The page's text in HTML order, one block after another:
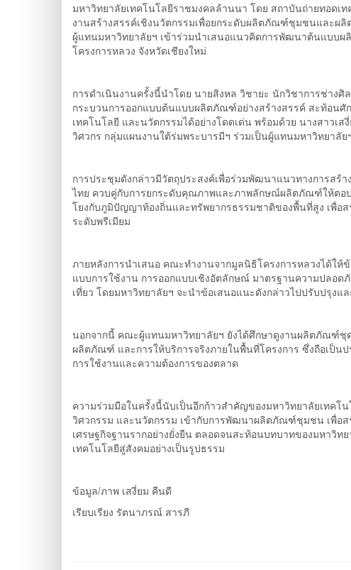
มหาวิทยาลัยเทคโนโลยีราชมงคลล้านนา โดย สถาบันถ่ายทอด
งานสร้างสรรค์เชิงนวัตกรรมเพื่อยกระดับผลิตภัณฑ์ชุมชนและ
ผู้แทนมหาวิทยาลัยฯ เข้าร่วมนำเสนอแนวคิดการพัฒนาต้นแบบ
โครงการหลวง จังหวัดเชียงใหม่
การดำเนินงานครั้งนี้นำโดย นายสิงหล วิชายะ นักวิชาการช่าง
กระบวนการออกแบบต้นแบบผลิตภัณฑ์อย่างสร้างสรรค์ สะท้อน
เทคโนโลยี และนวัตกรรมได้อย่างโดดเด่น พร้อมด้วย นางสาว
วิศวกร กลุ่มแผนงานใต้ร่มพระบารมีฯ ร่วมเป็นผู้แทนมหาวิทยา
การประชุมดังกล่าวมีวัตถุประสงค์เพื่อร่วมพัฒนาแนวทางการ
ไทย ควบคู่กับการยกระดับคุณภาพและภาพลักษณ์ผลิตภัณฑ์ให้ตอบ
โยงกับภูมิปัญญาท้องถิ่นและทรัพยากรธรรมชาติของพื้นที่สูง เพื่อ
ระดับพรีเมียม
ภายหลังการนำเสนอ คณะทำงานจากมูลนิธิโครงการหลวงได้
แบบการใช้งาน การออกแบบเชิงอัตลักษณ์ มาตรฐานความปลอด
เที่ยว โดยมหาวิทยาลัยฯ จะนำข้อเสนอแนะดังกล่าวไปปรับปรุง
นอกจากนี้ คณะผู้แทนมหาวิทยาลัยฯ ยังได้ศึกษาดูงานผลิตภัณฑ์ชุ
ผลิตภัณฑ์ และการให้บริการจริงภายในพื้นที่โครงการ ซึ่งถือเ
การใช้งานและความต้องการของตลาด
ความร่วมมือในครั้งนี้นับเป็นอีกก้าวสำคัญของมหาวิทยาลัยเทค
วิศวกรรม และนวัตกรรม เข้ากับการพัฒนาผลิตภัณฑ์ชุมชน เพื่อส
เศรษฐกิจฐานรากอย่างยั่งยืน ตลอดจนสะท้อนบทบาทของมหาวิ
เทคโนโลยีสู่สังคมอย่างเป็นรูปธรรม
ข้อมูล/ภาพ เสงี่ยม คืนดี
เรียบเรียง รัตนาภรณ์ สารภี